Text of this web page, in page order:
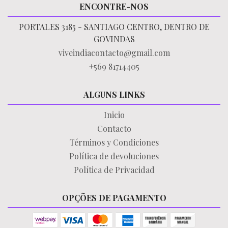
ENCONTRE-NOS
PORTALES 3185 - SANTIAGO CENTRO, DENTRO DE
GOVINDAS
viveindiacontacto@gmail.com
+569 81714405
ALGUNS LINKS
Inicio
Contacto
Términos y Condiciones
Política de devoluciones
Política de Privacidad
OPÇÕES DE PAGAMENTO